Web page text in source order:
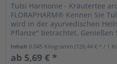
Tulsi Harmonie - Kräutertee
FLORAPHARM® Kennen Sie
wird in der ayurvedischen
Pflanze" betrachtet. Genießen
Inhalt 0.045 Kilogramm(126,44 € * / 1
ab 5,69 € *